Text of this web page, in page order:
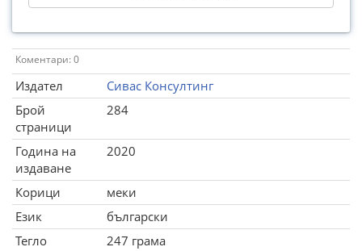
Коментари: 0
Издател
Сивас Консултинг
Брой
страници
284
Година на
издаване
2020
Корици
меки
Език
български
Тегло
247 грама